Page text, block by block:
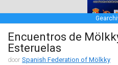
Encuentros de
Esteruelas
door Spanish Federation of Mölkky
Tournoi Mixte
20 jan. 2019|Frankrijk
Tournoi d'Hiver